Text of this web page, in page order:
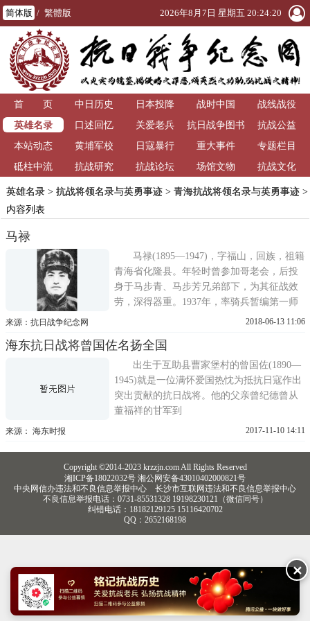
简体版 / 繁體版 2026年8月7日 星期五 20:24:20
首 页 中日历史 日本投降 战时中国
战线战役
英雄名录
口述回忆 关爱老兵
抗日战争图书
馆
抗战公益
本站动态
黄埔军校 日寇暴行 重大事件
专题栏目
砥柱中流
抗战研究 抗战论坛 场馆文物 抗战文化
英雄名录> 抗战将领名录与英勇事迹> 青海抗战将领名录与英勇事迹>
内容列表
马禄
马禄(1895—1947)，字福山，回族，祖籍
青海省化隆县。年轻时曾参加哥老会，后投
身于马步青、马步芳兄弟部下，为其征战效
劳，深得器重。1937年，率骑兵暂编第一师
二旅奔赴抗日前线，在山西、河南一带奇袭
二师师长，驻守陕西的北同官、洛川、耀县
等地国共分界线上，与八路军和平相处，还
经常向解放区军民接济粮食、...
来源：抗日战争纪念网 2018-06-13 11:06
海东抗日战将曾国佐名扬全国
出生于互助县曹家堡村的曾国佐(1890—
1945)就是一位满怀爱国热忱为抵抗日寇作出
突出贡献的抗日战将。他的父亲曾纪德曾从
董福祥的甘军到
来源： 海东时报 2017-11-10 14:11
Copyright ©2014-2023 krzzjn.com All Rights Reserved
湘ICP备18022032号 湘公网安备43010402000821号
中央网信办违法和不良信息举报中心
长沙市互联网违法和不良信息举报中心
不良信息举报电话：0731-85531328 19198230121（微信同号）
纠错电话：18182129125 15116420702
QQ：2652168198
✕